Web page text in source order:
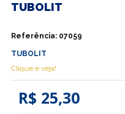
TUBOLIT
Referência: 07059
TUBOLIT
Clique e veja!
R$ 25,30